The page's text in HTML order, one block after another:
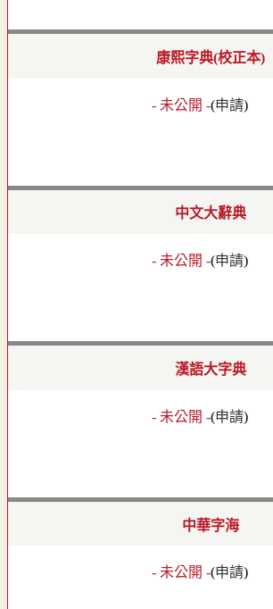
康熙字典(校正本)
- 未公開 -(申請)
中文大辭典
- 未公開 -(申請)
漢語大字典
- 未公開 -(申請)
中華字海
- 未公開 -(申請)